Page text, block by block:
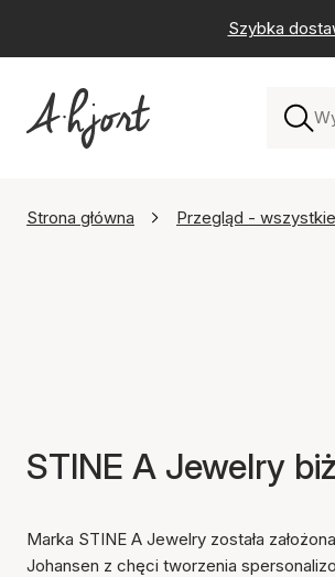
Szybka
Strona główna Przegląd -
STINE A Jewelry
Marka STINE A Jewelry została
Johansen z chęci tworzenia